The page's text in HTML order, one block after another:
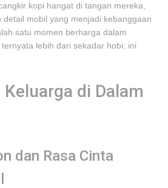
kopi hangat di tangan mereka,
mobil yang menjadi kebanggaan
satu momen berharga dalam
lebih dari sekadar hobi; ini
di Dalam
dan Rasa Cinta